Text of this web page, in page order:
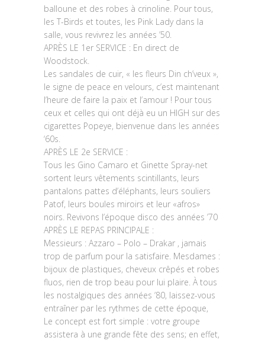
balloune et des robes à crinoline. Pour tous,
les T-Birds et toutes, les Pink Lady dans la
salle, vous revivrez les années ’50.
APRÈS LE 1er SERVICE : En direct de
Woodstock.
Les sandales de cuir, « les fleurs Din ch’veux »,
le signe de peace en velours, c’est maintenant
l’heure de faire la paix et l’amour ! Pour tous
ceux et celles qui ont déjà eu un HIGH sur des
cigarettes Popeye, bienvenue dans les années
‘60s.
APRÈS LE 2e SERVICE :
Tous les Gino Camaro et Ginette Spray-net
sortent leurs vêtements scintillants, leurs
pantalons pattes d’éléphants, leurs souliers
Patof, leurs boules miroirs et leur «afros»
noirs. Revivons l’époque disco des années ’70
APRÈS LE REPAS PRINCIPALE :
Messieurs : Azzaro – Polo – Drakar , jamais
trop de parfum pour la satisfaire. Mesdames :
bijoux de plastiques, cheveux crêpés et robes
fluos, rien de trop beau pour lui plaire. À tous
les nostalgiques des années ’80, laissez-vous
entraîner par les rythmes de cette époque,
Le concept est fort simple : votre groupe
assistera à une grande fête des sens; en effet,